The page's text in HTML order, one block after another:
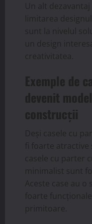
Un alt
limitarea
sunt la nivelul
un design
creativitatea.
Exemple de
devenit
construcții
Deși casele cu
fi foarte atractive
casele cu parter
minimalist sunt
Aceste case au
foarte
primitoare.